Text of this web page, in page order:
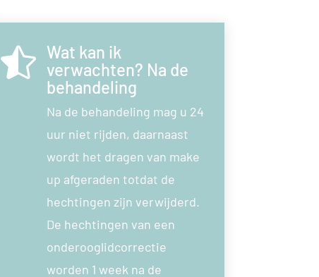
 Wat kan ik
verwachten? Na de
behandeling
Na de behandeling mag u 24
uur niet rijden, daarnaast
wordt het dragen van make
up afgeraden totdat de
hechtingen zijn verwijderd.
De hechtingen van een
onderooglidcorrectie
worden 1 week na de